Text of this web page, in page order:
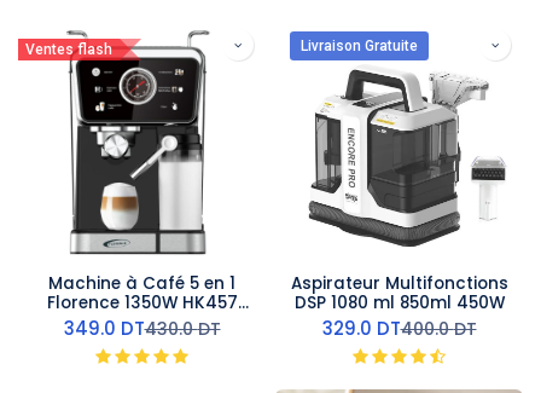
Ventes flash
Machine à Café 5 en 1
Florence 1350W HK457
avec Afficheur LED –
Expresso & Capsules
349.0 DT430.0DT
Livraison Gratuite
Aspirateur Multifonctions
DSP 1080 ml 850ml 450W
329.0 DT400.0DT